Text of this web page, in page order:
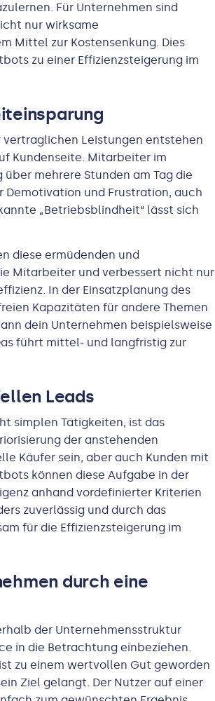
Für Unternehmen sind
nur wirksame
Mittel zur Kostensenkung. Dies
zu einer Effizienzsteigerung im
Leistungen entstehen
Kundenseite. Mitarbeiter im
mehrere Stunden am Tag die
und Frustration, auch
„Betriebsblindheit“ lässt sich
diese ermüdenden und
Mitarbeiter und verbessert nicht nur
In der Einsatzplanung des
Kapazitäten für andere Themen
dein Unternehmen beispielsweise
führt mittel- und langfristig zur
Leads
simplen Tätigkeiten, ist das
der anstehenden
Käufer sein, aber auch Kunden mit
können diese Aufgabe in der
anhand vordefinierter Kriterien
zuverlässig und durch das
für die Effizienzsteigerung im
durch eine
der Unternehmensstruktur
in die Betrachtung einbeziehen.
zu einem wertvollen Gut geworden
Ziel gelangt. Der Nutzer auf einer